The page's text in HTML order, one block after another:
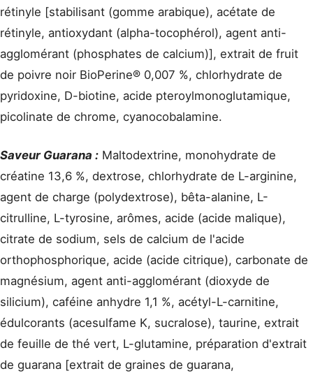
rétinyle [stabilisant (gomme arabique), acétate de
rétinyle, antioxydant (alpha-tocophérol), agent anti-
agglomérant (phosphates de calcium)], extrait de fruit
de poivre noir BioPerine® 0,007 %, chlorhydrate de
pyridoxine, D-biotine, acide pteroylmonoglutamique,
picolinate de chrome, cyanocobalamine.
Saveur Guarana : Maltodextrine, monohydrate de
créatine 13,6 %, dextrose, chlorhydrate de L-arginine,
agent de charge (polydextrose), bêta-alanine, L-
citrulline, L-tyrosine, arômes, acide (acide malique),
citrate de sodium, sels de calcium de l'acide
orthophosphorique, acide (acide citrique), carbonate de
magnésium, agent anti-agglomérant (dioxyde de
silicium), caféine anhydre 1,1 %, acétyl-L-carnitine,
édulcorants (acesulfame K, sucralose), taurine, extrait
de feuille de thé vert, L-glutamine, préparation d'extrait
de guarana [extrait de graines de guarana,